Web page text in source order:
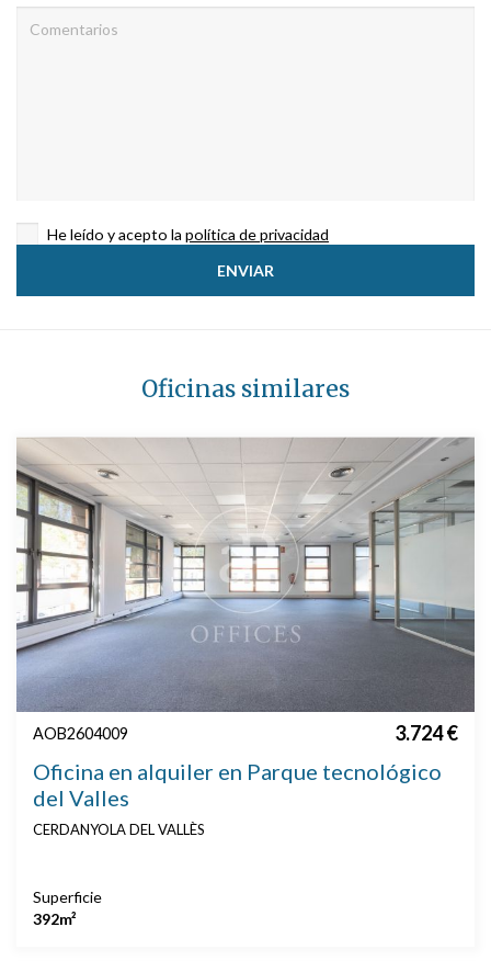
He leído y acepto la política de privacidad
Oficinas similares
AOB2604009 3.724 €
Oficina en alquiler en Parque tecnológico
del Valles
CERDANYOLA DEL VALLÈS
Superficie
392m²